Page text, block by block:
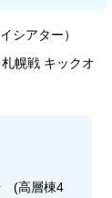
シアター）
幌戦 キックオ
(高層棟4